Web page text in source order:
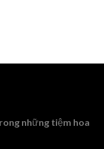
những tiệm hoa